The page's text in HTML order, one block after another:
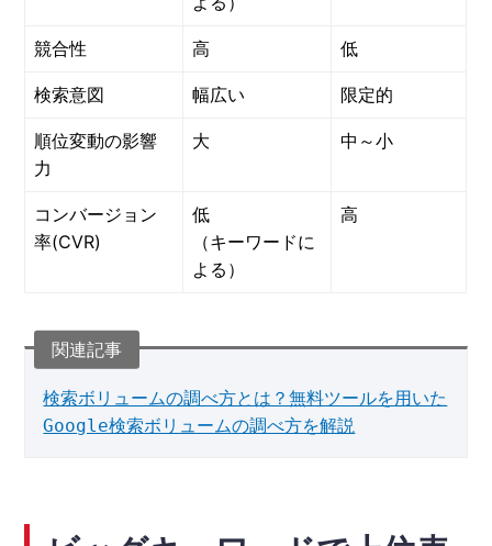
競合性 高 低
検索意図 幅広い 限定的
順位変動の影響
力
大 中～小
コンバージョン
率(CVR)
低
（キーワードに
よる）
高
検索ボリュームの調べ方とは？無料ツールを用いた
Google検索ボリュームの調べ方を解説